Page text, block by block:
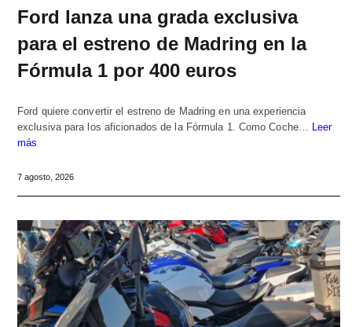
Ford lanza una grada exclusiva
para el estreno de Madring en la
Fórmula 1 por 400 euros
Ford quiere convertir el estreno de Madring en una experiencia
exclusiva para los aficionados de la Fórmula 1. Como Coche… Leer
más
7 agosto, 2026